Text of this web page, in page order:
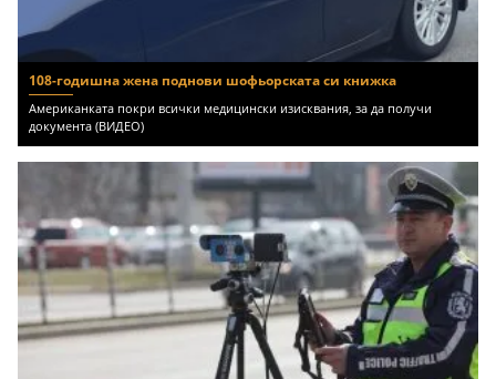
108-годишна жена поднови шофьорската си книжка
Американката покри всички медицински изисквания, за да получи
документа (ВИДЕО)